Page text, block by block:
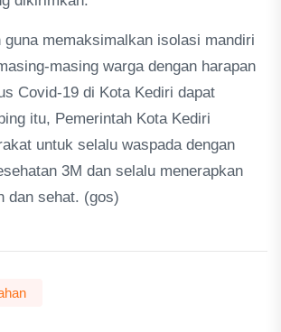
guna memaksimalkan isolasi mandiri
masing warga dengan harapan
Covid-19 di Kota Kediri dapat
itu, Pemerintah Kota Kediri
untuk selalu waspada dengan
3M dan selalu menerapkan
dan sehat. (gos)